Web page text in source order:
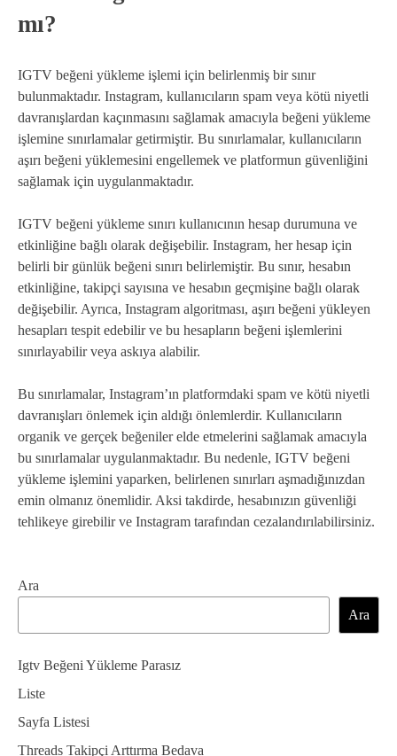
mı?
IGTV beğeni yükleme işlemi için belirlenmiş bir sınır
bulunmaktadır. Instagram, kullanıcıların spam veya kötü niyetli
davranışlardan kaçınmasını sağlamak amacıyla beğeni yükleme
işlemine sınırlamalar getirmiştir. Bu sınırlamalar, kullanıcıların
aşırı beğeni yüklemesini engellemek ve platformun güvenliğini
sağlamak için uygulanmaktadır.
IGTV beğeni yükleme sınırı kullanıcının hesap durumuna ve
etkinliğine bağlı olarak değişebilir. Instagram, her hesap için
belirli bir günlük beğeni sınırı belirlemiştir. Bu sınır, hesabın
etkinliğine, takipçi sayısına ve hesabın geçmişine bağlı olarak
değişebilir. Ayrıca, Instagram algoritması, aşırı beğeni yükleyen
hesapları tespit edebilir ve bu hesapların beğeni işlemlerini
sınırlayabilir veya askıya alabilir.
Bu sınırlamalar, Instagram’ın platformdaki spam ve kötü niyetli
davranışları önlemek için aldığı önlemlerdir. Kullanıcıların
organik ve gerçek beğeniler elde etmelerini sağlamak amacıyla
bu sınırlamalar uygulanmaktadır. Bu nedenle, IGTV beğeni
yükleme işlemini yaparken, belirlenen sınırları aşmadığınızdan
emin olmanız önemlidir. Aksi takdirde, hesabınızın güvenliği
tehlikeye girebilir ve Instagram tarafından cezalandırılabilirsiniz.
Ara
Ara
Igtv Beğeni Yükleme Parasız
Liste
Sayfa Listesi
Threads Takipçi Arttırma Bedava